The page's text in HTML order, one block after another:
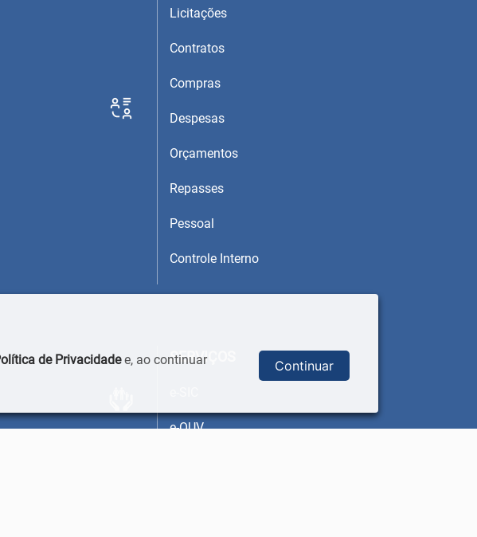
Licitações
Contratos
Compras
Despesas
Orçamentos
Repasses
Pessoal
Controle Interno
SERVIÇOS
e-OUV
de Privacidadee, ao continuar
Continuar